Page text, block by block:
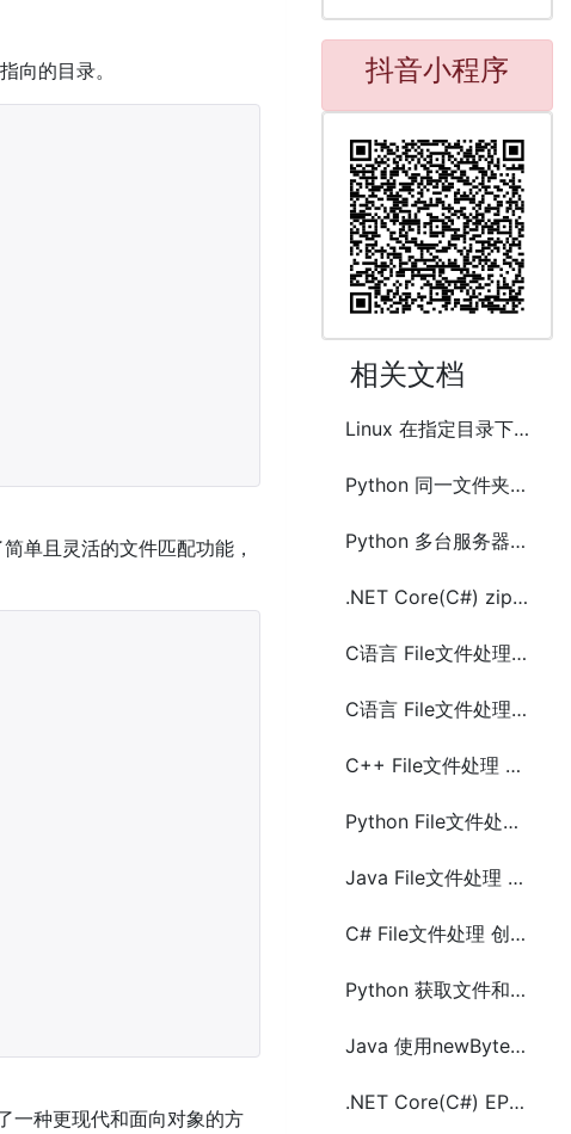
向的目录。
单且灵活的文件匹配功能，
一种更现代和面向对象的方
抖音小程序
相关文档
Linux 在指定目录下的所有文件中查找text文本的方法
Python 同一文件夹目录存储大量文件优化方法
Python 多台服务器实现文件及文件夹同步的方法
.NET Core(C#) zip unzip压缩解压.zip包文件及文件夹
C语言 File文件处理 创建和写文件
C语言 File文件处理 读文件
C++ File文件处理 创建和写文件
Python File文件处理 读取文件(read)
Java File文件处理 创建和写文件
C# File文件处理 创建和写文件
Python 获取文件和文件夹属性信息及文件夹下所有的文件(os.stat() 和 os.path)
Java 使用newByteChannel(Channel IO)读写文件方法及示例代码
.NET Core(C#) EPPlus写入保存Excel(.xlsx)文件的方法及示例代码